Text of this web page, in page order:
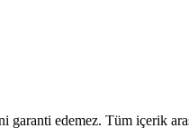
edemez. Tüm içerik